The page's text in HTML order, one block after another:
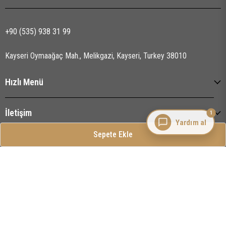
Yardım al
1
Sepete Ekle
+90 (535) 938 31 99
Kayseri Oymaağaç Mah., Melikgazi, Kayseri, Turkey 38010
Hızlı Menü
İletişim